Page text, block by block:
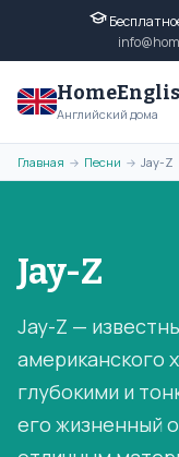
Английский дома
Главная → Песни → Jay-Z
Jay-Z
Jay-Z —
американского
глубокими и
его жизненный